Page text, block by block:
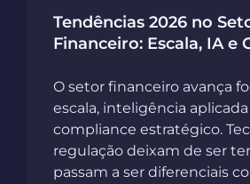
Tendências 2026 no
Financeiro: Escala, IA e
O setor financeiro avança
escala, inteligência aplicada
compliance estratégico.
regulação deixam de ser
passam a ser diferenciais